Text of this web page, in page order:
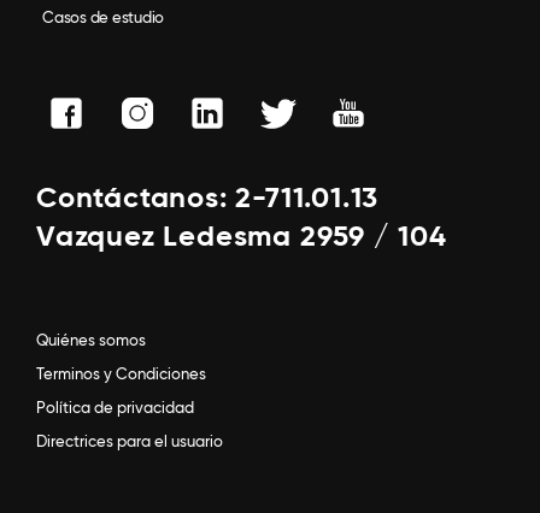
Casos de estudio
Contáctanos: 2-711.01.13
Vazquez Ledesma 2959 / 104
Quiénes somos
Terminos y Condiciones
Política de privacidad
Directrices para el usuario